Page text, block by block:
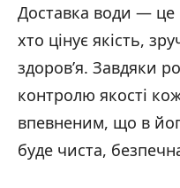
Доставка води — це
хто цінує якість,
здоров’я. Завдяки
контролю якості
впевненим, що в
буде чиста,